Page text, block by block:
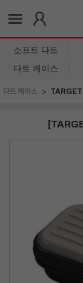
소프트 다트
다트 케이스
다트 케이스 TARGET